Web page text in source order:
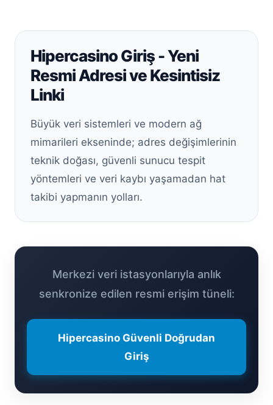
Hipercasino Giriş - Yeni
Resmi Adresi ve Kesintisiz
Linki
Büyük veri sistemleri ve modern ağ
mimarileri ekseninde; adres değişimlerinin
teknik doğası, güvenli sunucu tespit
yöntemleri ve veri kaybı yaşamadan hat
takibi yapmanın yolları.
Merkezi veri istasyonlarıyla anlık
senkronize edilen resmi erişim tüneli:
Hipercasino Güvenli Doğrudan
Giriş